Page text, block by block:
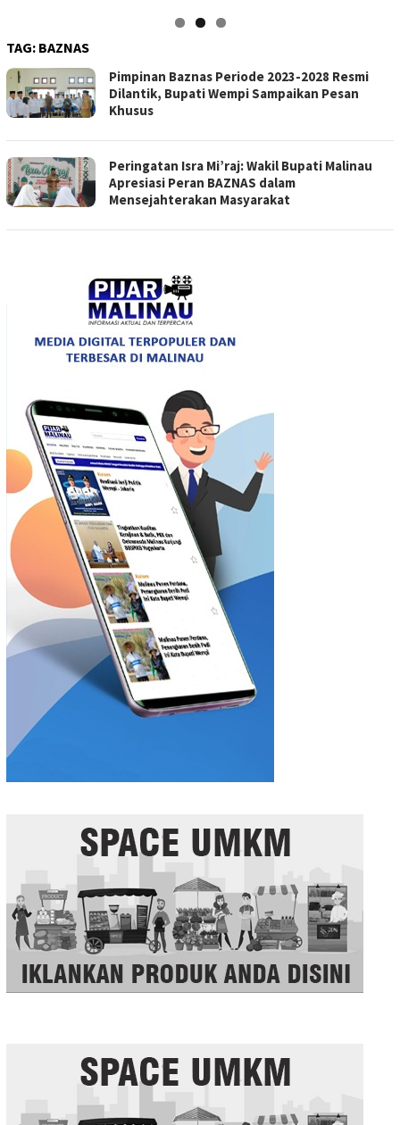
TAG: BAZNAS
Pimpinan Baznas Periode 2023-2028 Resmi
Dilantik, Bupati Wempi Sampaikan Pesan
Khusus
Peringatan Isra Mi’raj: Wakil Bupati Malinau
Apresiasi Peran BAZNAS dalam
Mensejahterakan Masyarakat